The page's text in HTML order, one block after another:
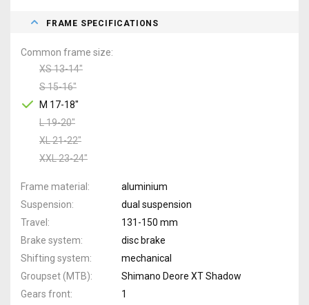
FRAME SPECIFICATIONS
Common frame size
XS 13-14"
S 15-16"
M 17-18"
L 19-20"
XL 21-22"
XXL 23-24"
Frame material
aluminium
Suspension
dual suspension
Travel
131-150 mm
Brake system
disc brake
Shifting system
mechanical
Groupset (MTB)
Shimano Deore XT Shadow
Gears front
1